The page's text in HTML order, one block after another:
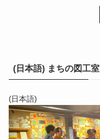
(日本語) まちの図工室
(日本語)